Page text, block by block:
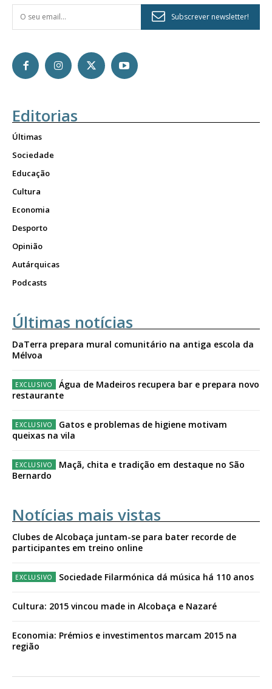
Subscrever newsletter!
Editorias
Últimas
Sociedade
Educação
Cultura
Economia
Desporto
Opinião
Autárquicas
Podcasts
Últimas notícias
DaTerra prepara mural comunitário na antiga escola da
Mélvoa
Água de Madeiros recupera bar e prepara novo
restaurante
Gatos e problemas de higiene motivam
queixas na vila
Maçã, chita e tradição em destaque no São
Bernardo
Notícias mais vistas
Clubes de Alcobaça juntam-se para bater recorde de
participantes em treino online
Sociedade Filarmónica dá música há 110 anos
Cultura: 2015 vincou made in Alcobaça e Nazaré
Economia: Prémios e investimentos marcam 2015 na
região